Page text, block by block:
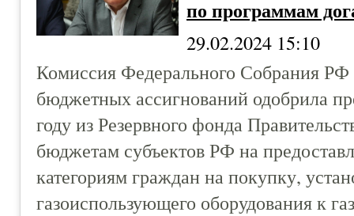
по программам
29.02.2024 15:10
Комиссия Федерального Собрания
бюджетных ассигнований одобрила
году из Резервного фонда
бюджетам субъектов РФ на
категориям граждан на покупку,
газоиспользующего оборудования к